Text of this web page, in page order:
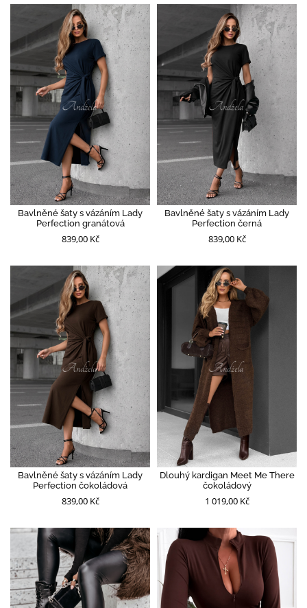
Bavlněné šaty s vázáním Lady
Perfection granátová
839,00 Kč
Bavlněné šaty s vázáním Lady
Perfection černá
839,00 Kč
Bavlněné šaty s vázáním Lady
Perfection čokoládová
839,00 Kč
Dlouhý kardigan Meet Me There
čokoládový
1 019,00 Kč